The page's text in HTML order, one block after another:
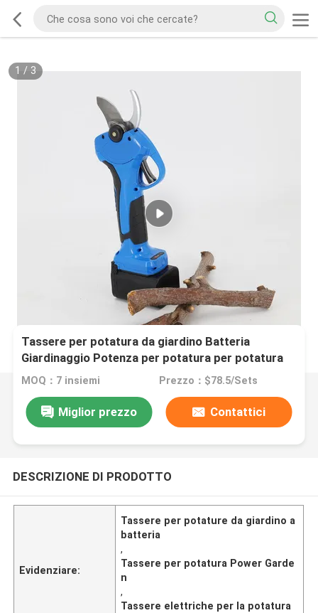
1 / 3
Tassere per potatura da giardino Batteria
Giardinaggio Potenza per potatura per potatura
elettrica
MOQ：7 insiemi Prezzo：$78.5/Sets
Miglior prezzo Contattici
DESCRIZIONE DI PRODOTTO
Evidenziare:
Tassere per potature da giardino a
batteria
,
Tassere per potatura Power Garde
n
,
Tassere elettriche per la potatura